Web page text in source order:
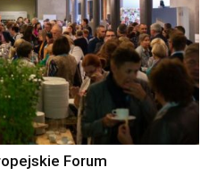
Forum